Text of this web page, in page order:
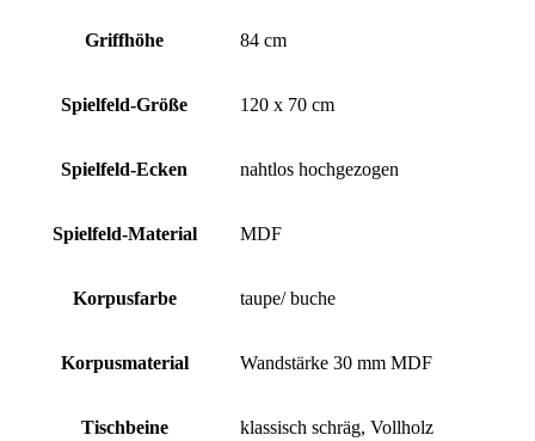
Griffhöhe 84 cm
Spielfeld-Größe 120 x 70 cm
Spielfeld-Ecken nahtlos hochgezogen
Spielfeld-Material MDF
Korpusfarbe taupe/ buche
Korpusmaterial Wandstärke 30 mm MDF
Tischbeine klassisch schräg, Vollholz